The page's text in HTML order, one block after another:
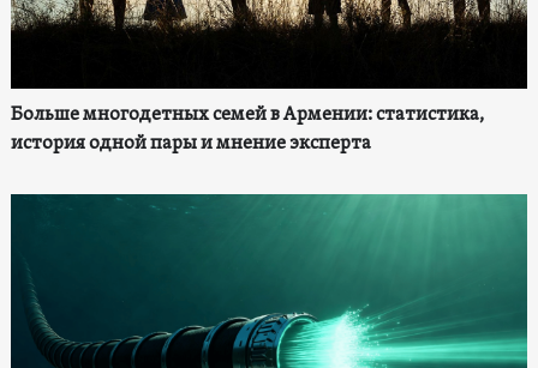
Больше многодетных семей в Армении: статистика,
история одной пары и мнение эксперта